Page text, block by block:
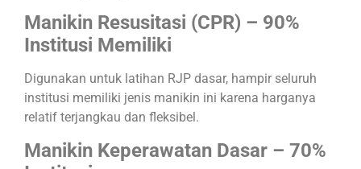
Manikin Resusitasi (CPR) – 90%
Institusi Memiliki
Digunakan untuk latihan RJP dasar, hampir seluruh
institusi memiliki jenis manikin ini karena harganya
relatif terjangkau dan fleksibel.​
Manikin Keperawatan Dasar – 70%